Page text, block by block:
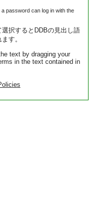
password can log in with the
択するとDDBの見出し語
す。
text by dragging your
in the text contained in